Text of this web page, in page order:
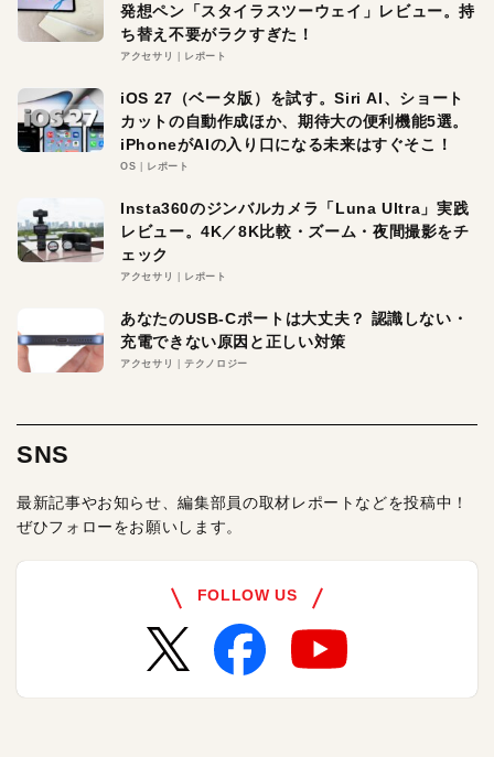
発想ペン「スタイラスツーウェイ」レビュー。持
ち替え不要がラクすぎた！
アクセサリ レポート
iOS 27（ベータ版）を試す。Siri AI、ショート
カットの自動作成ほか、期待大の便利機能5選。
iPhoneがAIの入り口になる未来はすぐそこ！
OS レポート
Insta360のジンバルカメラ「Luna Ultra」実践
レビュー。4K／8K比較・ズーム・夜間撮影をチ
ェック
アクセサリ レポート
あなたのUSB-Cポートは大丈夫？ 認識しない・
充電できない原因と正しい対策
アクセサリ テクノロジー
SNS
最新記事やお知らせ、編集部員の取材レポートなどを投稿中！
ぜひフォローをお願いします。
FOLLOW US